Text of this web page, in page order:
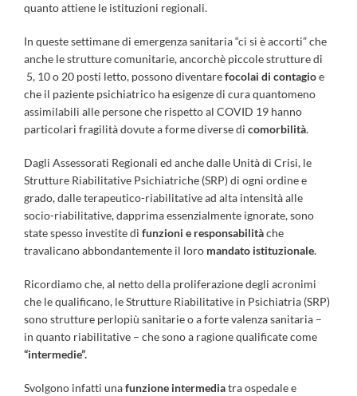
quanto attiene le istituzioni regionali.
In queste settimane di emergenza sanitaria “ci si è accorti” che
anche le strutture comunitarie, ancorchè piccole strutture di
5, 10 o 20 posti letto, possono diventarefocolai di contagioe
che il paziente psichiatrico ha esigenze di cura quantomeno
assimilabili alle persone che rispetto al COVID 19 hanno
particolari fragilità dovute a forme diverse di comorbilità.
Dagli Assessorati Regionali ed anche dalle Unità di Crisi, le
Strutture Riabilitative Psichiatriche (SRP) di ogni ordine e
grado, dalle terapeutico-riabilitative ad alta intensità alle
socio-riabilitative, dapprima essenzialmente ignorate, sono
state spesso investite di funzioni e responsabilitàche
travalicano abbondantemente il loro mandato istituzionale.
Ricordiamo che, al netto della proliferazione degli acronimi
che le qualificano, le Strutture Riabilitative in Psichiatria (SRP)
sono strutture perlopiù sanitarie o a forte valenza sanitaria –
in quanto riabilitative – che sono a ragione qualificate come
“intermedie”.
Svolgono infatti unafunzione intermediatra ospedale e